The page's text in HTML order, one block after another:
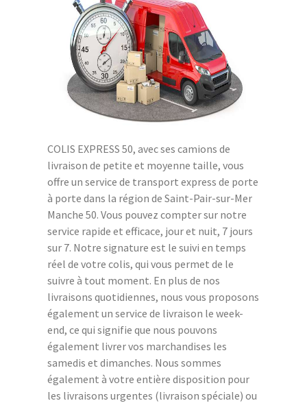
COLIS EXPRESS 50, avec ses camions de
livraison de petite et moyenne taille, vous
offre un service de transport express de porte
à porte dans la région de Saint-Pair-sur-Mer
Manche 50. Vous pouvez compter sur notre
service rapide et efficace, jour et nuit, 7 jours
sur 7. Notre signature est le suivi en temps
réel de votre colis, qui vous permet de le
suivre à tout moment. En plus de nos
livraisons quotidiennes, nous vous proposons
également un service de livraison le week-
end, ce qui signifie que nous pouvons
également livrer vos marchandises les
samedis et dimanches. Nous sommes
également à votre entière disposition pour
les livraisons urgentes (livraison spéciale) ou